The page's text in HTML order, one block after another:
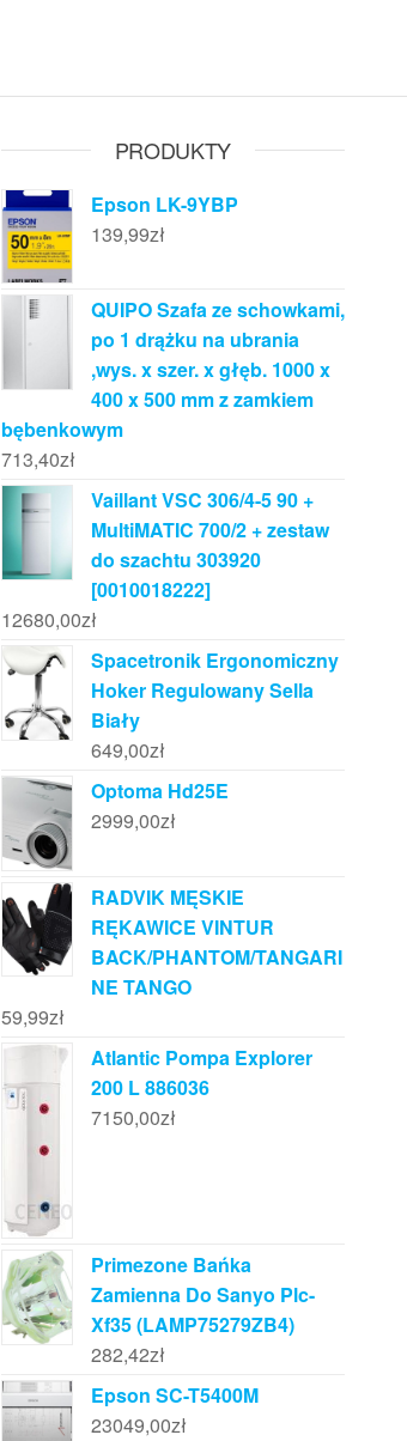
PRODUKTY
Epson LK-9YBP
139,99zł
QUIPO Szafa ze schowkami,
po 1 drążku na ubrania
,wys. x szer. x głęb. 1000 x
400 x 500 mm z zamkiem
bębenkowym
713,40zł
Vaillant VSC 306/4-5 90 +
MultiMATIC 700/2 + zestaw
do szachtu 303920
[0010018222]
12680,00zł
Spacetronik Ergonomiczny
Hoker Regulowany Sella
Biały
649,00zł
Optoma Hd25E
2999,00zł
RADVIK MĘSKIE
RĘKAWICE VINTUR
BACK/PHANTOM/TANGARI
NE TANGO
59,99zł
Atlantic Pompa Explorer
200 L 886036
7150,00zł
Primezone Bańka
Zamienna Do Sanyo Plc-
Xf35 (LAMP75279ZB4)
282,42zł
Epson SC-T5400M
23049,00zł